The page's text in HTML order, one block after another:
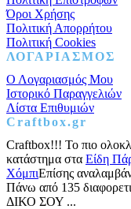
Όροι Χρήσης
Πολιτική Απορρήτου
Πολιτική Cookies
ΛΟΓΑΡΙΑΣΜΟΣ
Ο Λογαριασμός Μου
Ιστορικό Παραγγελιών
Λίστα Επιθυμιών
Craftbox.gr
Craftbox!!! Το πιο
κατάστημα στα Είδη
ΧόμπιΕπίσης
Πάνω από 135
ΔΙΚΟ ΣΟΥ ...